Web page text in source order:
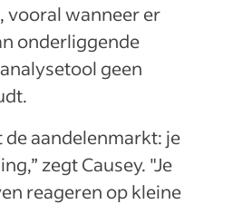
vooral wanneer er
onderliggende
geen
aandelenmarkt: je
zegt Causey. "Je
reageren op kleine